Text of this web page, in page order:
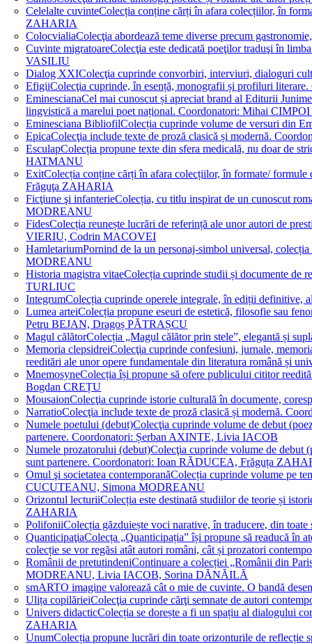
Celelalte cuvinteColecția conține cărți în afara colecțiilor, în
ZAHARIA
ColocvialiaColecţia abordează teme diverse precum
Cuvinte migratoareColecţia este dedicată poeţilor traduşi în
VASILIU
Dialog XXIColecţia cuprinde convorbiri, interviuri, dialoguri
EfigiiColecţia cuprinde, în esență, monografii și profiluri
EminescianaCel mai cunoscut și apreciat brand al Editurii
lingvistică a marelui poet național. Coordonatori: Mihai
Eminesciana BibliofilColecția cuprinde volume de versuri din
EpicaColecţia include texte de proză clasică și modernă.
EsculapColecția propune texte din sfera medicală, nu doar de
HATMANU
ExitColecția conține cărți în afara colecțiilor, în formate/
Frăguţa ZAHARIA
Ficţiune şi infanterieColecția, cu titlu inspirat de un cunoscut
MODREANU
FidesColecția reunește lucrări de referință ale unor autori de
VIERIU, Codrin MACOVEI
HamletariumPornind de la un personaj-simbol universal,
MODREANU
Historia magistra vitaeColecția cuprinde studii și documente
TURLIUC
IntegrumColecția cuprinde operele integrale, în ediții
Lumea arteiColecția propune eseuri de estetică, filosofie sau
Petru BEJAN, Dragoș PĂTRAȘCU
Magul călătorColecția „Magul călător prin stele”, elegantă și
Memoria clepsidreiColecţia cuprinde confesiuni, jurnale,
reeditări ale unor opere fundamentale din literatura română și
MnemosyneColecția își propune să ofere publicului cititor
Bogdan CREȚU
MousaionColecţia cuprinde istorie culturală în documente,
NarratioColecţia include texte de proză clasică și modernă.
Numele poetului (debut)Colecţia cuprinde volume de debut
partenere. Coordonatori: Șerban AXINTE, Livia IACOB
Numele prozatorului (debut)Colecţia cuprinde volume de debut
sunt partenere. Coordonatori: Ioan RĂDUCEA, Frăguța
Omul şi societatea contemporanăColecția cuprinde volume pe
CUCUTEANU, Simona MODREANU
Orizontul lecturiiColecția este destinată studiilor de teorie și
ZAHARIA
PolifoniiColecția găzduiește voci narative, în traducere, din
QuanticipaţiaColecța „Quanticipația” își propune să readucă în
colecție se vor regăsi atât autori români, cât și prozatori
Românii de pretutindeniContinuare a colecției „Românii din
MODREANU, Livia IACOB, Sorina DĂNĂILĂ
smARTO imagine valorează cât o mie de cuvinte. O bandă
Ulița copilărieiColecţia cuprinde cărţi semnate de autori
Univers didacticColecția se dorește a fi un spațiu al dialogului
ZAHARIA
UnumColecția propune lucrări din toate orizonturile de